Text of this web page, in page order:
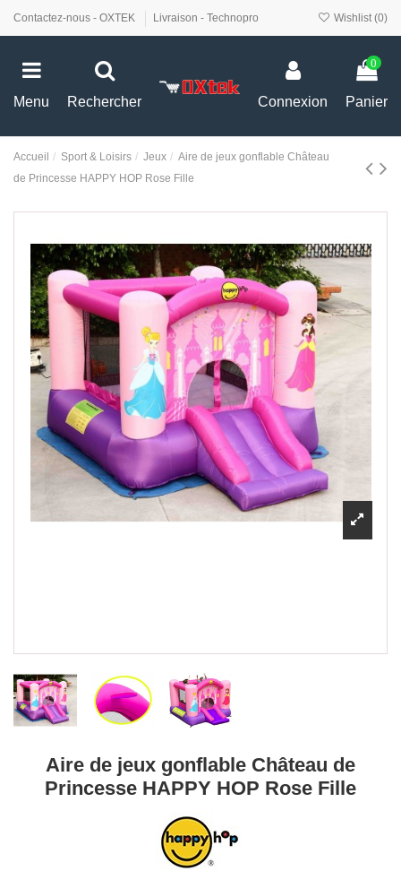
Contactez-nous - OXTEK Livraison - Technopro Wishlist (0)
Menu Rechercher Connexion
0
Panier
Accueil Sport & Loisirs Jeux
Aire de jeux gonflable Château
de Princesse HAPPY HOP Rose Fille
Aire de jeux gonflable Château de
Princesse HAPPY HOP Rose Fille